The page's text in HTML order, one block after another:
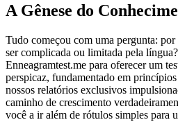
A Gênese do
Tudo começou com uma pergunta: por
ser complicada ou limitada pela
Enneagramtest.me para oferecer um
perspicaz, fundamentado em
nossos relatórios exclusivos
caminho de crescimento
você a ir além de rótulos simples para